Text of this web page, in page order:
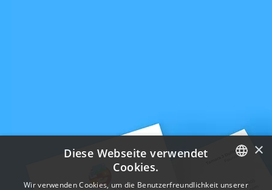
ENGLISH
×
Diese Webseite verwendet
Cookies.
Wir verwenden Cookies, um die Benutzerfreundlichkeit unserer